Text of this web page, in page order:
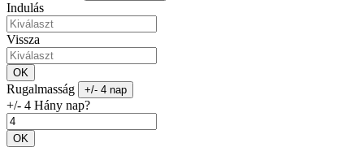
Indulás
Vissza
OK
Rugalmasság +/- 4 nap
+/- 4 Hány nap?
OK